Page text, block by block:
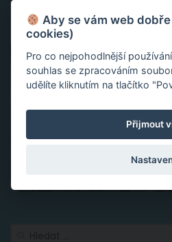
Aby se vám web
cookies)
Pro co nejpohodlnější
souhlas se zpracováním
udělíte kliknutím na tlačítko
Přijmout